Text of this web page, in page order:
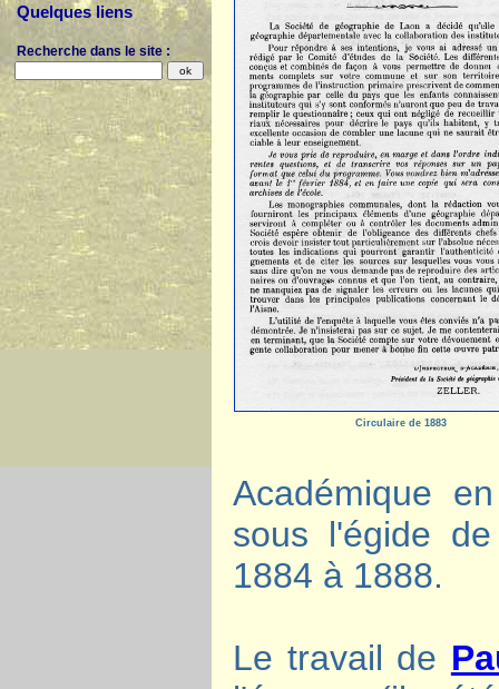
Quelques liens
Recherche dans le site :
Circulaire de 1883
Académique
sous l'égide
1884 à 1888.
Le travail de